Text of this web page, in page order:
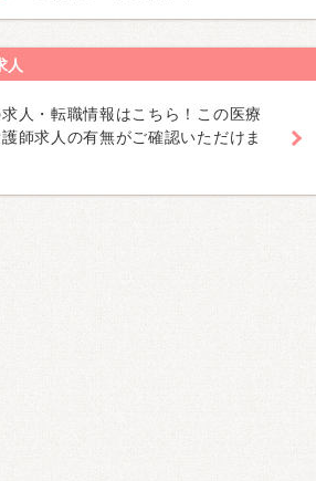
人
人・転職情報はこちら！この医療
師求人の有無がご確認いただけま